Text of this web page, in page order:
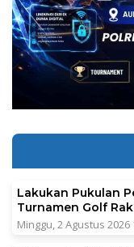
Lakukan Pukulan
Turnamen Golf
Minggu, 2 Agustus 2026